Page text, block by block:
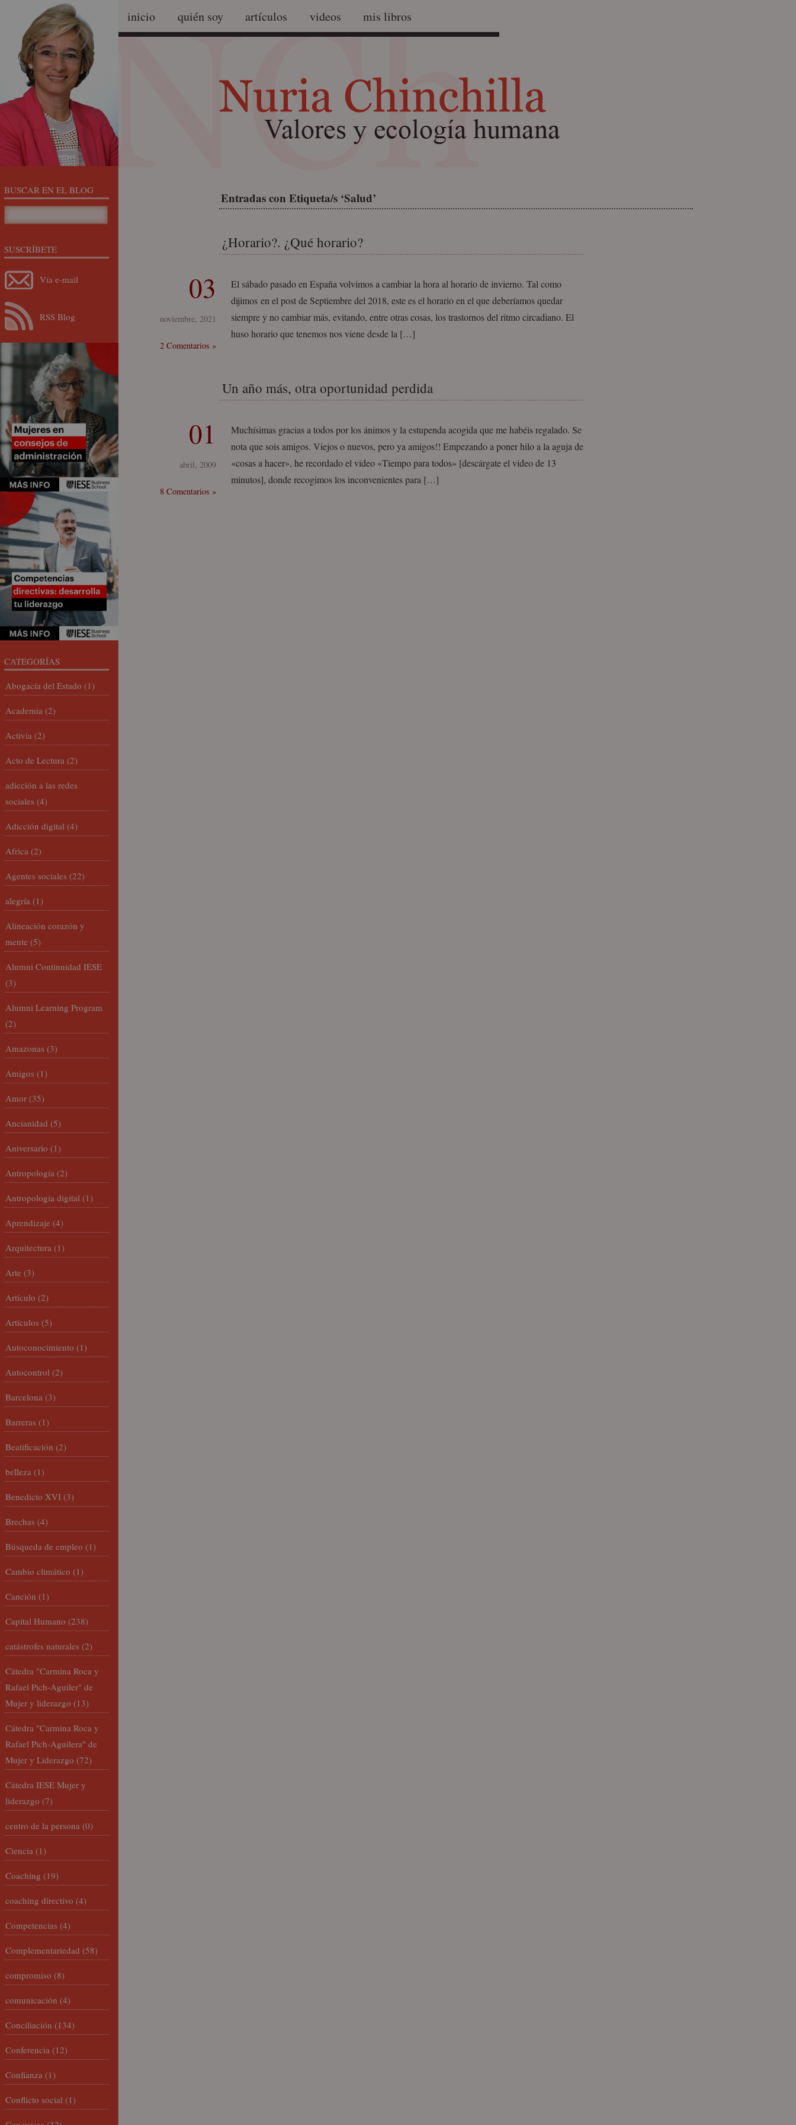
inicio quién soy artículos videos mis libros
Entradas con Etiqueta/s ‘Salud’
¿Horario?. ¿Qué horario?
03
noviembre, 2021
2 Comentarios »
El sábado pasado en España volvimos a cambiar la hora al horario de invierno. Tal como
dijimos en el post de Septiembre del 2018, este es el horario en el que deberíamos quedar
siempre y no cambiar más, evitando, entre otras cosas, los trastornos del ritmo circadiano. El
huso horario que tenemos nos viene desde la […]
Un año más, otra oportunidad perdida
01
abril, 2009
8 Comentarios »
Muchísimas gracias a todos por los ánimos y la estupenda acogida que me habéis regalado. Se
nota que sois amigos. Viejos o nuevos, pero ya amigos!! Empezando a poner hilo a la aguja de
«cosas a hacer», he recordado el vídeo «Tiempo para todos» [descárgate el video de 13
minutos], donde recogimos los inconvenientes para […]
BUSCAR EN EL BLOG
SUSCRÍBETE
Vía e-mail
RSS Blog
CATEGORÍAS
Abogacía del Estado (1)
Academia (2)
Activia (2)
Acto de Lectura (2)
adicción a las redes
sociales (4)
Adicción digital (4)
Africa (2)
Agentes sociales (22)
alegría (1)
Alineación corazón y
mente (5)
Alumni Continuidad IESE
(3)
Alumni Learning Program
(2)
Amazonas (3)
Amigos (1)
Amor (35)
Ancianidad (5)
Aniversario (1)
Antropología (2)
Antropología digital (1)
Aprendizaje (4)
Arquitectura (1)
Arte (3)
Artículo (2)
Artículos (5)
Autoconocimiento (1)
Autocontrol (2)
Barcelona (3)
Barreras (1)
Beatificación (2)
belleza (1)
Benedicto XVI (3)
Brechas (4)
Búsqueda de empleo (1)
Cambio climático (1)
Canción (1)
Capital Humano (238)
catástrofes naturales (2)
Cátedra "Carmina Roca y
Rafael Pich-Aguiler" de
Mujer y liderazgo (13)
Cátedra "Carmina Roca y
Rafael Pich-Aguilera" de
Mujer y Liderazgo (72)
Cátedra IESE Mujer y
liderazgo (7)
centro de la persona (0)
Ciencia (1)
Coaching (19)
coaching directivo (4)
Competencias (4)
Complementariedad (58)
compromiso (8)
comunicación (4)
Conciliación (134)
Conferencia (12)
Confianza (1)
Conflicto social (1)